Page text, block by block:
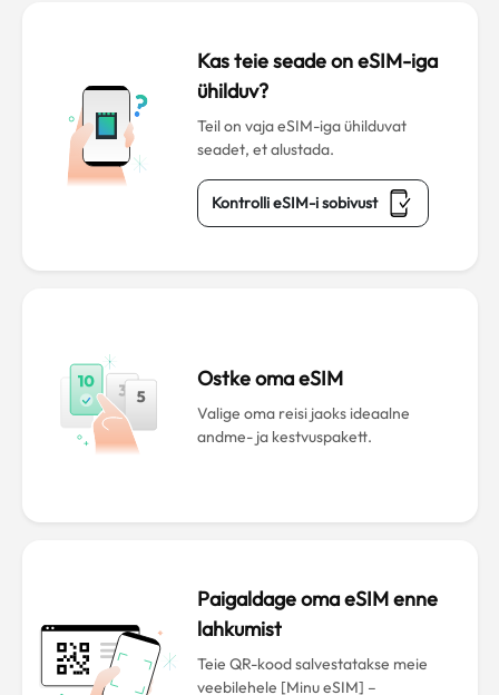
Kas teie seade on eSIM-iga
ühilduv?
Teil on vaja eSIM-iga ühilduvat
seadet, et alustada.
Kontrolli eSIM-i sobivust
Ostke oma eSIM
Valige oma reisi jaoks ideaalne
andme- ja kestvuspakett.
Paigaldage oma eSIM enne
lahkumist
Teie QR-kood salvestatakse meie
veebilehele [Minu eSIM] –